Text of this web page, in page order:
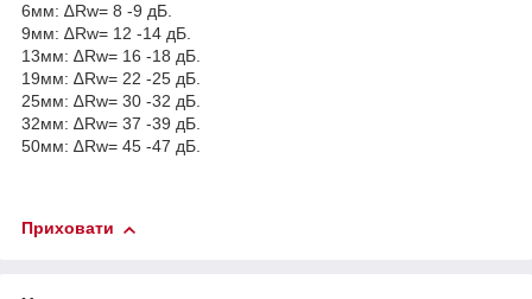
6мм: ∆Rw= 8 -9 дБ.
9мм: ∆Rw= 12 -14 дБ.
13мм: ∆Rw= 16 -18 дБ.
19мм: ∆Rw= 22 -25 дБ.
25мм: ∆Rw= 30 -32 дБ.
32мм: ∆Rw= 37 -39 дБ.
50мм: ∆Rw= 45 -47 дБ.
Приховати